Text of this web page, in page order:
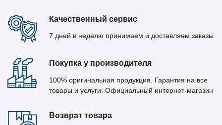
Качественный сервис
7 дней в неделю принимаем и доставляем заказы
Покупка у производителя
100% оригинальная продукция. Гарантия на все
товары и услуги. Официальный интернет-магазин
Возврат товара